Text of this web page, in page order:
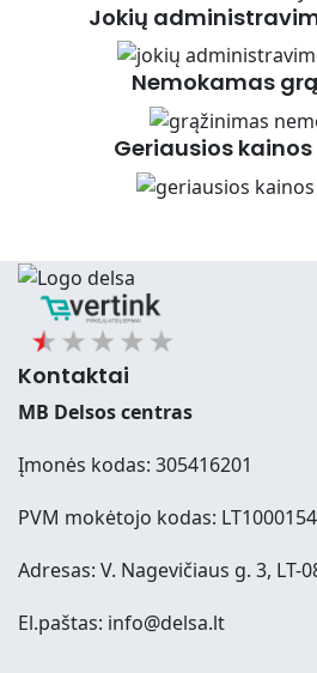
Jokių
Nemokamas
Geriausios
Kontaktai
MB Delsos centras
Įmonės kodas: 305416201
PVM mokėtojo kodas:
Adresas: V. Nagevičiaus g. 3, LT-
El.paštas: info@delsa.lt